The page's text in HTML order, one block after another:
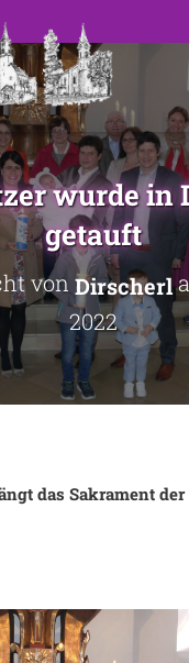
wurde in
getauft
von Dirscherl
2022
das Sakrament der